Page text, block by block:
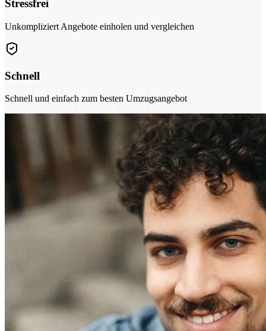
Stressfrei
Unkompliziert Angebote einholen und vergleichen
Schnell
Schnell und einfach zum besten Umzugsangebot